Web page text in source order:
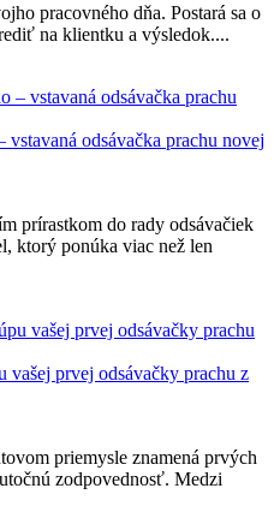
pracovného dňa. Postará sa o
na klientku a výsledok....
odsávačka prachu novej
prírastkom do rady odsávačiek
ktorý ponúka viac než len
vašej prvej odsávačky prachu z
priemysle znamená prvých
zodpovednosť. Medzi